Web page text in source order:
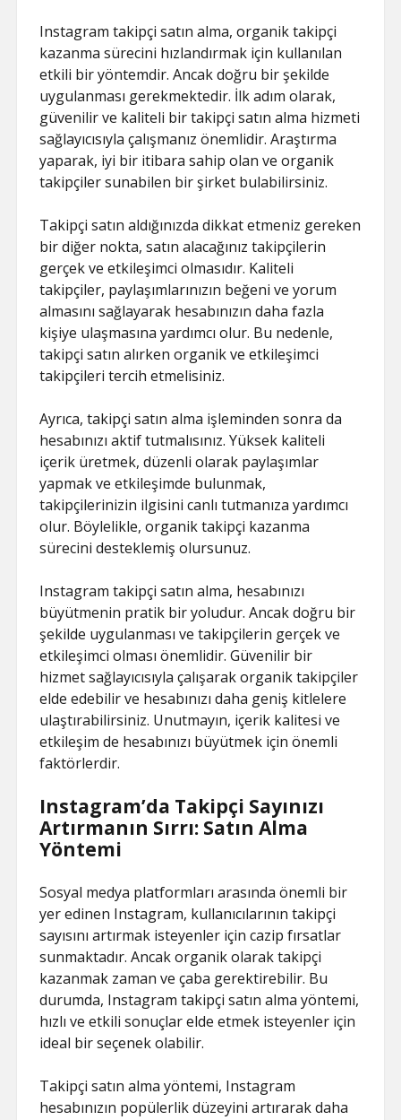
Instagram takipçi satın alma, organik takipçi
kazanma sürecini hızlandırmak için kullanılan
etkili bir yöntemdir. Ancak doğru bir şekilde
uygulanması gerekmektedir. İlk adım olarak,
güvenilir ve kaliteli bir takipçi satın alma hizmeti
sağlayıcısıyla çalışmanız önemlidir. Araştırma
yaparak, iyi bir itibara sahip olan ve organik
takipçiler sunabilen bir şirket bulabilirsiniz.
Takipçi satın aldığınızda dikkat etmeniz gereken
bir diğer nokta, satın alacağınız takipçilerin
gerçek ve etkileşimci olmasıdır. Kaliteli
takipçiler, paylaşımlarınızın beğeni ve yorum
almasını sağlayarak hesabınızın daha fazla
kişiye ulaşmasına yardımcı olur. Bu nedenle,
takipçi satın alırken organik ve etkileşimci
takipçileri tercih etmelisiniz.
Ayrıca, takipçi satın alma işleminden sonra da
hesabınızı aktif tutmalısınız. Yüksek kaliteli
içerik üretmek, düzenli olarak paylaşımlar
yapmak ve etkileşimde bulunmak,
takipçilerinizin ilgisini canlı tutmanıza yardımcı
olur. Böylelikle, organik takipçi kazanma
sürecini desteklemiş olursunuz.
Instagram takipçi satın alma, hesabınızı
büyütmenin pratik bir yoludur. Ancak doğru bir
şekilde uygulanması ve takipçilerin gerçek ve
etkileşimci olması önemlidir. Güvenilir bir
hizmet sağlayıcısıyla çalışarak organik takipçiler
elde edebilir ve hesabınızı daha geniş kitlelere
ulaştırabilirsiniz. Unutmayın, içerik kalitesi ve
etkileşim de hesabınızı büyütmek için önemli
faktörlerdir.
Instagram’da Takipçi Sayınızı
Artırmanın Sırrı: Satın Alma
Yöntemi
Sosyal medya platformları arasında önemli bir
yer edinen Instagram, kullanıcılarının takipçi
sayısını artırmak isteyenler için cazip fırsatlar
sunmaktadır. Ancak organik olarak takipçi
kazanmak zaman ve çaba gerektirebilir. Bu
durumda, Instagram takipçi satın alma yöntemi,
hızlı ve etkili sonuçlar elde etmek isteyenler için
ideal bir seçenek olabilir.
Takipçi satın alma yöntemi, Instagram
hesabınızın popülerlik düzeyini artırarak daha